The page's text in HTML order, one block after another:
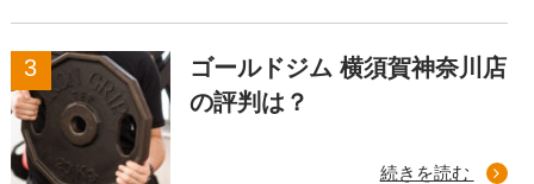
ゴールドジム 横須賀神奈川店
の評判は？
続きを読む